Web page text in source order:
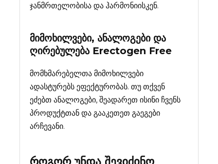
ჯანმრთელობისა და ჰარმონიისკენ.
მიმოხილვები, ანალოგები და
ღირებულება Erectogen Free
მომხმარებელთა მიმოხილვები
ადასტურებს ეფექტურობას. თუ თქვენ
ეძებთ ანალოგები, შეადარეთ ისინი ჩვენს
პროდუქტთან და გააკეთეთ გაეგები
არჩევანი.